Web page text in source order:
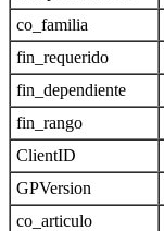
co_familia
fin_requerido
fin_dependiente
fin_rango
ClientID
GPVersion
co_articulo